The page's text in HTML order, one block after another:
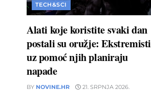
TECH&SCI
Alati koje koristite svaki dan
postali su oružje: Ekstremisti
uz pomoć njih planiraju
napade
BY NOVINE.HR 21. SRPNJA 2026.